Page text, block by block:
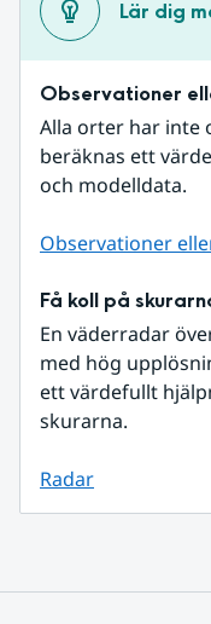
Lär dig
Observationer
Alla orter har inte
beräknas ett
och modelldata.
Observationer
Få koll på
En väderradar
med hög
ett värdefullt
skurarna.
Radar